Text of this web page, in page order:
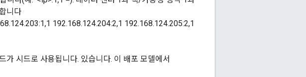
니다
192.168.124.204:2,1 192.168.124.205:2,1
시드로 사용됩니다. 있습니다. 이 배포 모델에서